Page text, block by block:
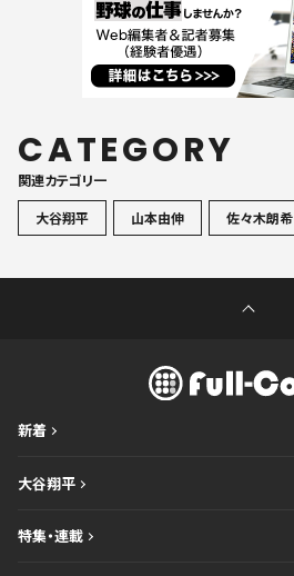
CATEGORY
関連カテゴリ一
大谷翔平
山本由伸 佐々木朗希
新着
大谷翔平
特集・連載